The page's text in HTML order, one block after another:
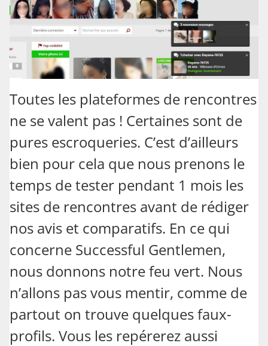
Toutes les plateformes de rencontres
ne se valent pas ! Certaines sont de
pures escroqueries. C’est d’ailleurs
bien pour cela que nous prenons le
temps de tester pendant 1 mois les
sites de rencontres avant de rédiger
nos avis et comparatifs. En ce qui
concerne Successful Gentlemen,
nous donnons notre feu vert. Nous
n’allons pas vous mentir, comme de
partout on trouve quelques faux-
profils. Vous les repérerez aussi